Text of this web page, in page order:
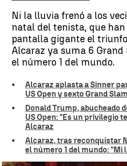
Ni la lluvia frenó a los
natal del tenista, que
pantalla gigante el
Alcaraz ya suma 6
el número 1 del mundo.
Alcaraz aplasta a Sinner
US Open y sexto Grand
Donald Trump, abucheado
US Open: "Es un privilegio
Alcaraz
Alcaraz, tras reconquistar
el número 1 del mundo: "Mi